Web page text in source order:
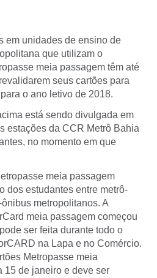
em unidades de ensino de
que utilizam o
meia passagem têm até
seus cartões para
o ano letivo de 2018.
está sendo divulgada em
estações da CCR Metrô Bahia
no momento em que
meia passagem
dos estudantes entre metrô-
metropolitanos. A
meia passagem começou
ser feita durante todo o
na Lapa e no Comércio.
Metropasse meia
15 de janeiro e deve ser